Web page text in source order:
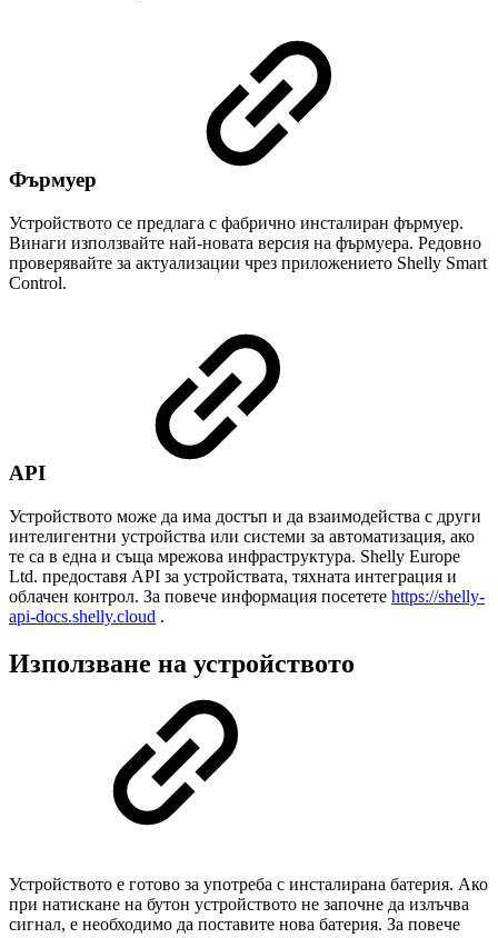
Фърмуер
Устройството се предлага с фабрично инсталиран фърмуер.
Винаги използвайте най-новата версия на фърмуера. Редовно
проверявайте за актуализации чрез приложението Shelly Smart
Control.
API
Устройството може да има достъп и да взаимодейства с други
интелигентни устройства или системи за автоматизация, ако
те са в една и съща мрежова инфраструктура. Shelly Europe
Ltd. предоставя API за устройствата, тяхната интеграция и
облачен контрол. За повече информация посетете https://shelly-
api-docs.shelly.cloud .
Използване на устройството
Устройството е готово за употреба с инсталирана батерия. Ако
при натискане на бутон устройството не започне да излъчва
сигнал, е необходимо да поставите нова батерия. За повече